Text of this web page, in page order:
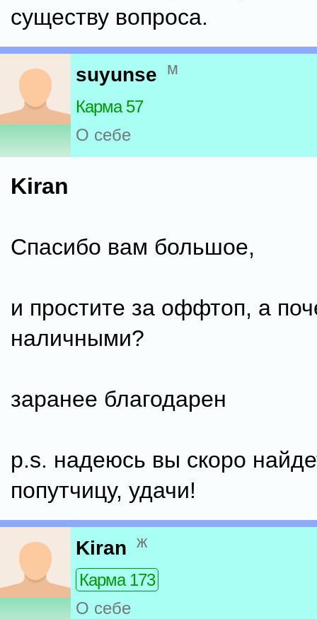
существу вопроса.
suyunse м
Карма 57
О себе
Kiran
Спасибо вам большое,
и простите за оффтоп, а
наличными?
заранее благодарен
p.s. надеюсь вы скоро
попутчицу, удачи!
Kiran ж
Карма 173
О себе